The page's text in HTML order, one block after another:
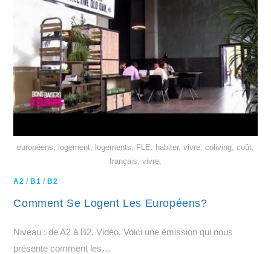
européens, logement, logements, FLE, habiter, vivre, coliving, coût,
français, vivre,
A2 /B1 /B2
Comment Se Logent Les Européens?
Niveau : de A2 à B2. Vidéo. Voici une émission qui nous
présente comment les…